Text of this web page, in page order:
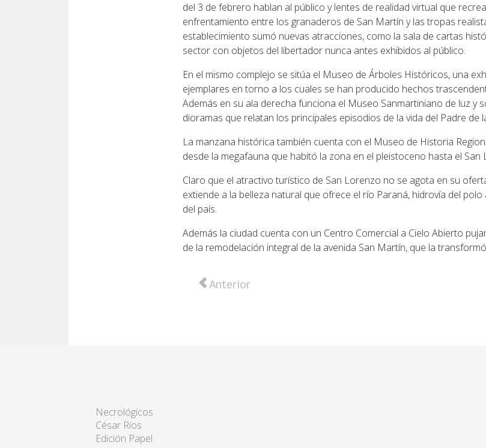
del 3 de febrero hablan al público y lentes de realidad virtual que
enfrentamiento entre los granaderos de San Martín y las tropas
establecimiento sumó nuevas atracciones, como la sala de cartas
sector con objetos del libertador nunca antes exhibidos al público.
En el mismo complejo se sitúa el Museo de Árboles Históricos, una
ejemplares en torno a los cuales se han producido hechos
Además en su ala derecha funciona el Museo Sanmartiniano de luz y
dioramas que relatan los principales episodios de la vida del Padre de
La manzana histórica también cuenta con el Museo de Historia
desde la megafauna que habitó la zona en el pleistoceno hasta el San
Claro que el atractivo turístico de San Lorenzo no se agota en su
extiende a la belleza natural que ofrece el río Paraná, hidrovía del
del país.
Además la ciudad cuenta con un Centro Comercial a Cielo Abierto
de la remodelación integral de la avenida San Martín, que la
Artículo anterior: La Municipalidad reconoció la labor
Anterior
Necrológicos
César Ríos
Edición Papel